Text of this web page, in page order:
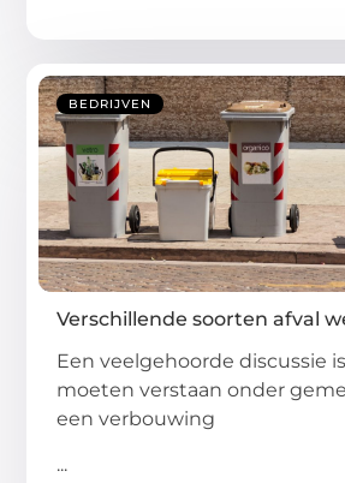
BEDRIJVEN
Verschillende soorten afval
Een veelgehoorde discussie
moeten verstaan onder
een verbouwing
...